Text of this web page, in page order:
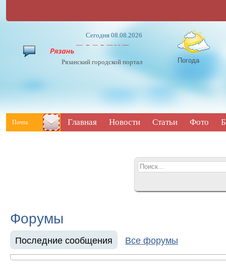
Сегодня 08.08.2026
Рязанский городской портал Погода
Почта Главная Новости Статьи Фото
Форумы
Последние сообщения Все форумы